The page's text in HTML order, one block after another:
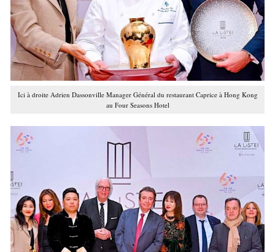
Ici à droite Adrien Dassonville Manager Général du restaurant Caprice à Hong Kong
au Four Seasons Hotel